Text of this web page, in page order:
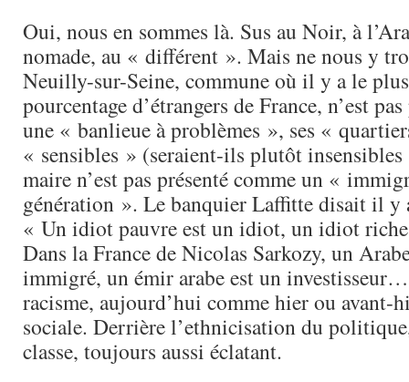
Oui, nous en sommes là. Sus au Noir, à
nomade, au « différent ». Mais ne nous y
Neuilly-sur-Seine, commune où il y a le
pourcentage d’étrangers de France, n’est
une « banlieue à problèmes », ses «
« sensibles » (seraient-ils plutôt insensibles
maire n’est pas présenté comme un «
génération ». Le banquier Laffitte disait il y
« Un idiot pauvre est un idiot, un idiot
Dans la France de Nicolas Sarkozy, un
immigré, un émir arabe est un
racisme, aujourd’hui comme hier ou avant-
sociale. Derrière l’ethnicisation du
classe, toujours aussi éclatant.